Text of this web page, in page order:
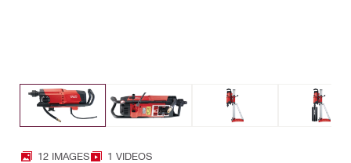
12 IMAGES 1 VIDEOS